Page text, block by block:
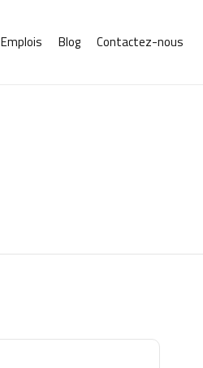
Emplois Blog Contactez-nous